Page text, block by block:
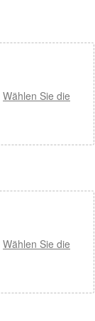
Wählen Sie die
Wählen Sie die